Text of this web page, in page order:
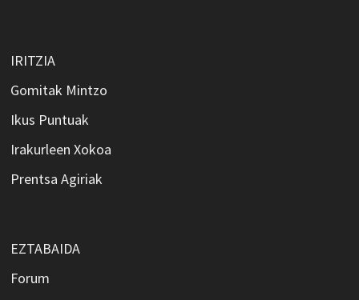
IRITZIA
Gomitak Mintzo
Ikus Puntuak
Irakurleen Xokoa
Prentsa Agiriak
EZTABAIDA
Forum